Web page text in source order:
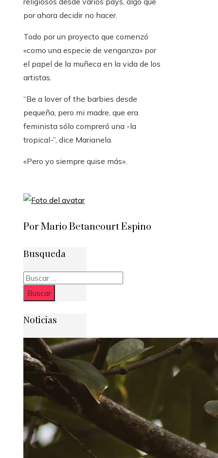
por ahora decidir no hacer.
Todo por un proyecto que comenzó
«como una especie de venganza» por
el papel de la muñeca en la vida de los
artistas.
“Be a lover of the barbies desde
pequeña, pero mi madre, que era
feminista sólo compreró una -la
tropical-”, dice Marianela.
«Pero yo siempre quise más».
Por Mario Betancourt Espino
Busqueda
Buscar:
Noticias